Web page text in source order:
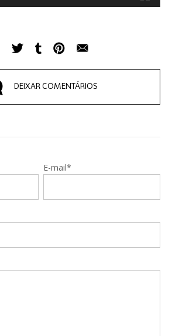
DEIXAR COMENTÁRIOS
E-mail*